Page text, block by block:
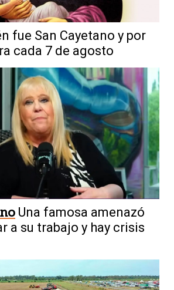
fue San Cayetano y por
cada 7 de agosto
Una famosa amenazó
a su trabajo y hay crisis